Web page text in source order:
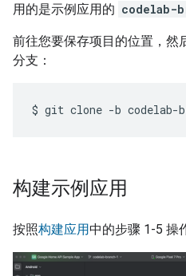
用的是示例应用的 codelab-
前往您要保存项目的位置，然
分支：
构建示例应用
按照构建应用中的步骤 1-5 操